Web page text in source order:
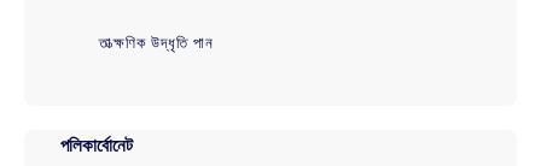
তাত্ক্ষণিক উদ্ধৃতি পান
পলিকার্বোনেট